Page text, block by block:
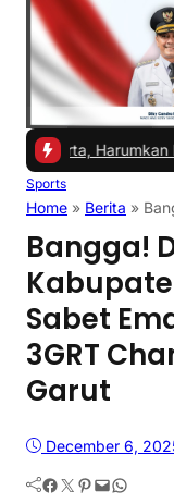
Harumkan Nama
Sports
Home » Berita »
Bangga!
Sabet
3GRT
Garut
December 6,
Facebook Twitter Pinterest Mail WhatsApp